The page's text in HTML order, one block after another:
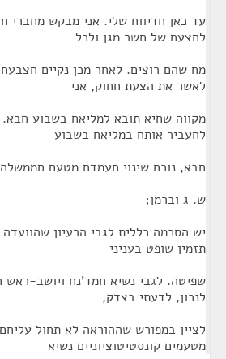
עד כאן חדיווח שלי. אני מבקש מחברי
לחצעח של חשר מגן ולכל
מח שהם רוצים. לאחר מכן נקיים
לאשר את הצעת חחוק, אני
מקווה שחיא תובא למליאח בשבוע חבא.
לחעביר אותח במליאח בשבוע
חבא, נוכח שינוי חעמדח מטעם
ש. ג וברמן;
יש הסכמה כללית לגבי הרעיון
תזמין שופט בעניני
שפיטה. לגבי נשיא חמד'נח ויושב-ראש
לנכון, לדעתי בצדק,
לציין במפורש שההוראה לא תחול
מטעמים קונסטיטוציוניים נשיא